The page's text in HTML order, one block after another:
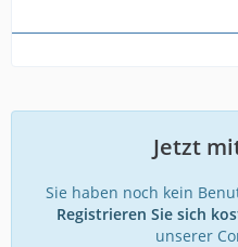
Jetzt
Sie haben noch kein
Registrieren Sie sich
unserer